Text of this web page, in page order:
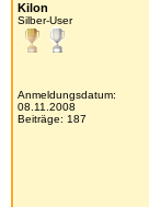
Kilon
Silber-User
Anmeldungsdatum:
08.11.2008
Beiträge: 187